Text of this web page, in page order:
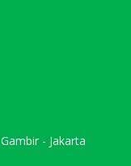
- Jakarta